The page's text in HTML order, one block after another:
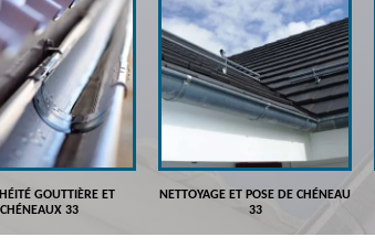
GOUTTIÈRE ET
CHÉNEAUX 33
NETTOYAGE ET POSE DE CHÉNEAU
33